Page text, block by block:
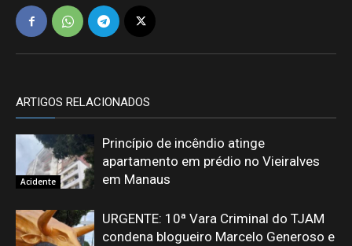
ARTIGOS RELACIONADOS
Acidente
Princípio de incêndio atinge
apartamento em prédio no Vieiralves
em Manaus
URGENTE: 10ª Vara Criminal do TJAM
condena blogueiro Marcelo Generoso e